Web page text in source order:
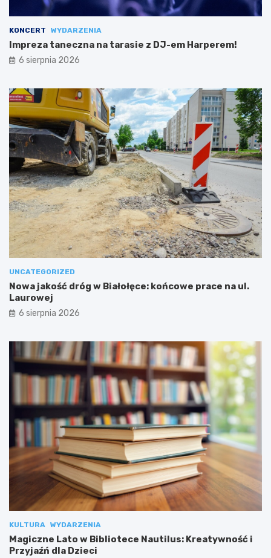
KONCERT WYDARZENIA
Impreza taneczna na tarasie z DJ-em Harperem!
6 sierpnia 2026
UNCATEGORIZED
Nowa jakość dróg w Białołęce: końcowe prace na ul.
Laurowej
6 sierpnia 2026
KULTURA WYDARZENIA
Magiczne Lato w Bibliotece Nautilus: Kreatywność i
Przyjaźń dla Dzieci